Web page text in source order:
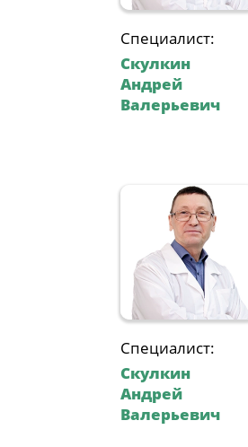
Специалист:
Скулкин
Андрей
Валерьевич
Специалист:
Скулкин
Андрей
Валерьевич